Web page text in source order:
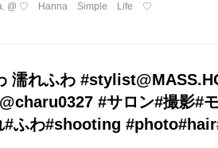
@ ♡ Hanna Simple Life ♡
濡れふわ
#サロン#撮影#
#ふわ#shooting